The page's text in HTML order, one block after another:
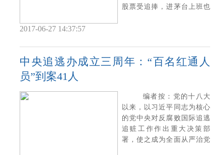
股票受追捧，进茅台上班也
2017-06-27 14:37:57
中央追逃办成立三周年：“百名红通人
员”到案41人
编者按：党的十八大
以来，以习近平同志为核心
的党中央对反腐败国际追逃
追赃工作作出重大决策部
署，使之成为全面从严治党